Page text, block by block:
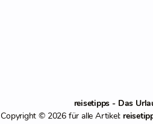
reisetipps - Das
Copyright © 2026 für alle Artikel: